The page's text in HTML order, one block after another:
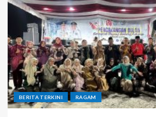
BERITA TERKINI RAGAM